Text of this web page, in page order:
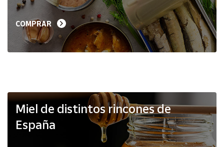
Ayuda
Vendedores
Mapa de
COMPRAR
Miel de distintos rincones de
España